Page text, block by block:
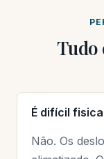
Tudo
É difícil
Não. Os